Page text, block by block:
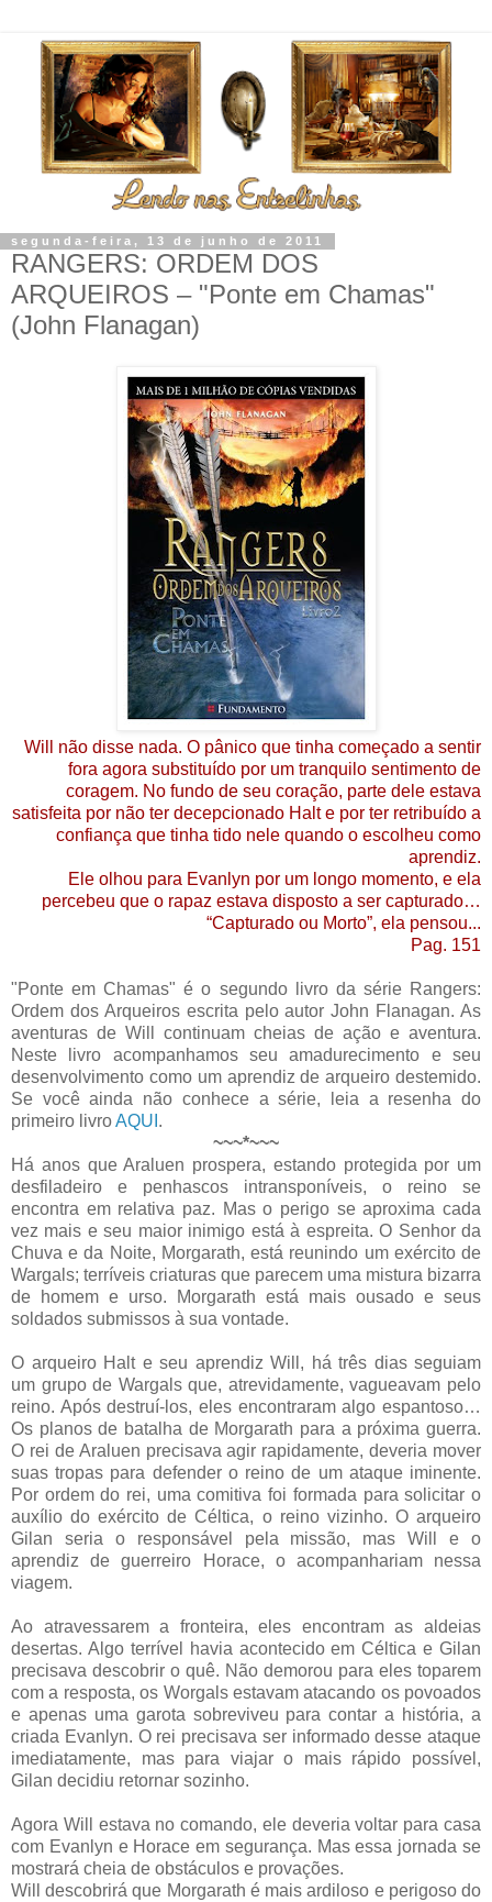
segunda-feira, 13 de junho de 2011
RANGERS: ORDEM DOS
ARQUEIROS – "Ponte em Chamas"
(John Flanagan)
Will não disse nada. O pânico que tinha começado a sentir
fora agora substituído por um tranquilo sentimento de
coragem. No fundo de seu coração, parte dele estava
satisfeita por não ter decepcionado Halt e por ter retribuído a
confiança que tinha tido nele quando o escolheu como
aprendiz.
Ele olhou para Evanlyn por um longo momento, e ela
percebeu que o rapaz estava disposto a ser capturado…
“Capturado ou Morto”, ela pensou...
Pag. 151
"Ponte em Chamas" é o segundo livro da série Rangers:
Ordem dos Arqueiros escrita pelo autor John Flanagan. As
aventuras de Will continuam cheias de ação e aventura.
Neste livro acompanhamos seu amadurecimento e seu
desenvolvimento como um aprendiz de arqueiro destemido.
Se você ainda não conhece a série, leia a resenha do
primeiro livroAQUI .
~~~*~~~
Há anos que Araluen prospera, estando protegida por um
desfiladeiro e penhascos intransponíveis, o reino se
encontra em relativa paz. Mas o perigo se aproxima cada
vez mais e seu maior inimigo está à espreita. O Senhor da
Chuva e da Noite, Morgarath, está reunindo um exército de
Wargals; terríveis criaturas que parecem uma mistura bizarra
de homem e urso. Morgarath está mais ousado e seus
soldados submissos à sua vontade.
O arqueiro Halt e seu aprendiz Will, há três dias seguiam
um grupo de Wargals que, atrevidamente, vagueavam pelo
reino. Após destruí-los, eles encontraram algo espantoso…
Os planos de batalha de Morgarath para a próxima guerra.
O rei de Araluen precisava agir rapidamente, deveria mover
suas tropas para defender o reino de um ataque iminente.
Por ordem do rei, uma comitiva foi formada para solicitar o
auxílio do exército de Céltica, o reino vizinho. O arqueiro
Gilan seria o responsável pela missão, mas Will e o
aprendiz de guerreiro Horace, o acompanhariam nessa
viagem.
Ao atravessarem a fronteira, eles encontram as aldeias
desertas. Algo terrível havia acontecido em Céltica e Gilan
precisava descobrir o quê. Não demorou para eles toparem
com a resposta, os Worgals estavam atacando os povoados
e apenas uma garota sobreviveu para contar a história, a
criada Evanlyn. O rei precisava ser informado desse ataque
imediatamente, mas para viajar o mais rápido possível,
Gilan decidiu retornar sozinho.
Agora Will estava no comando, ele deveria voltar para casa
com Evanlyn e Horace em segurança. Mas essa jornada se
mostrará cheia de obstáculos e provações.
Will descobrirá que Morgarath é mais ardiloso e perigoso do